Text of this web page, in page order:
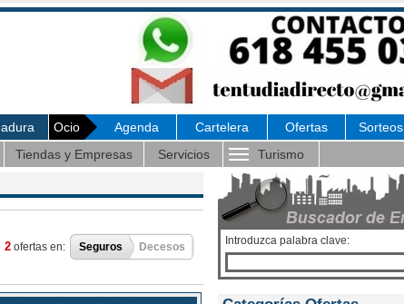
Ocio Agenda Cartelera Ofertas Sorteos
Tiendas y Empresas Servicios Turismo
2 ofertas en: Seguros Decesos
Introduzca palabra clave: